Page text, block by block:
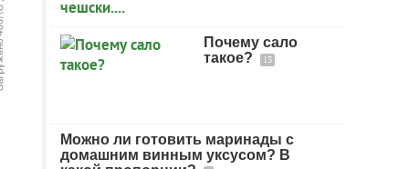
Почему сало
такое?
13
Можно ли готовить маринады с
домашним винным уксусом? В